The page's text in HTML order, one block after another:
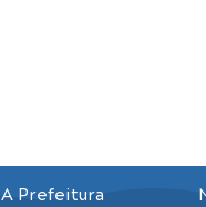
A Prefeitura